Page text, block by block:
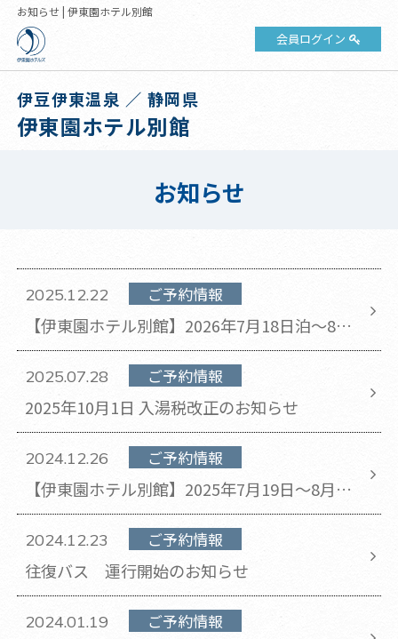
お知らせ | 伊東園ホテル別館
会員ログイン
伊豆伊東温泉 ／ 静岡県
伊東園ホテル別館
お知らせ
2025.12.22 ご予約情報
【伊東園ホテル別館】2026年7月18日泊～8月
29日泊のチェックアウト時間が11時から10時
に変更となります。
2025.07.28 ご予約情報
2025年10月1日 入湯税改正のお知らせ
2024.12.26 ご予約情報
【伊東園ホテル別館】2025年7月19日～8月
31日のチェックアウト時間が11時から10時に
変更となります。
2024.12.23 ご予約情報
往復バス 運行開始のお知らせ
2024.01.19 ご予約情報